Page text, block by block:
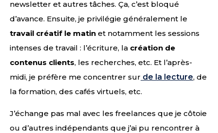
newsletter et autres tâches. Ça, c’est bloqué
d’avance. Ensuite, je privilégie généralement le
travail créatif le matin et notamment les sessions
intenses de travail : l’écriture, la création de
contenus clients, les recherches, etc. Et l’après-
midi, je préfère me concentrer sur de la lecture, de
la formation, des cafés virtuels, etc.
J’échange pas mal avec les freelances que je côtoie
ou d’autres indépendants que j’ai pu rencontrer à